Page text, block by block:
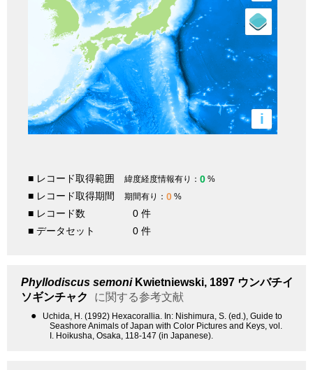
i
■ レコード取得範囲 緯度経度情報有り： 0 %
■ レコード取得期間 期間有り： 0 %
■ レコード数
0 件
■ データセット
0 件
Phyllodiscus semoniKwietniewski, 1897 ウンバチイ
ソギンチャク
に関する参考文献
●
Uchida, H. (1992) Hexacorallia. In: Nishimura, S. (ed.), Guide to
Seashore Animals of Japan with Color Pictures and Keys, vol.
I. Hoikusha, Osaka, 118-147 (in Japanese).